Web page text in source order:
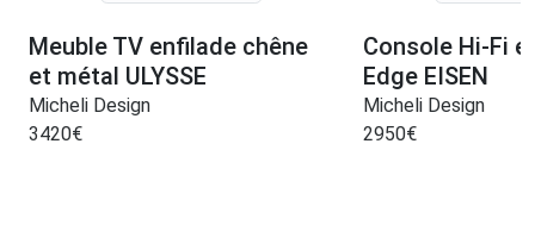
Meuble TV enfilade chêne
et métal ULYSSE
Micheli Design
3420€
Console Hi-Fi
Edge EISEN
Micheli Design
2950€